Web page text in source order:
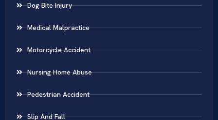
Dog Bite Injury
Medical Malpractice
Motorcycle Accident
Nursing Home Abuse
Pedestrian Accident
Slip And Fall